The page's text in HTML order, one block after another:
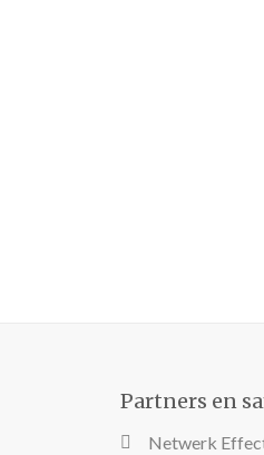
Partners en
Netwerk